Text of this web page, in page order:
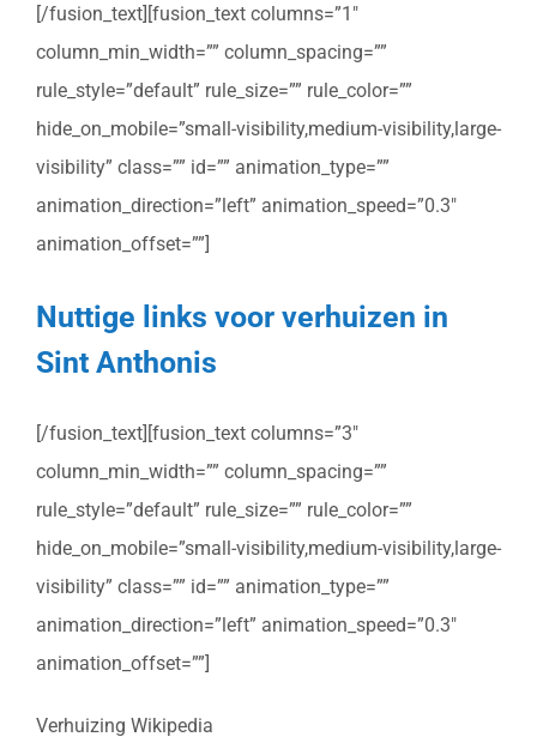
[/fusion_text][fusion_text columns=”1″
column_min_width=”” column_spacing=””
rule_style=”default” rule_size=”” rule_color=””
hide_on_mobile=”small-visibility,medium-visibility,large-
visibility” class=”” id=”” animation_type=””
animation_direction=”left” animation_speed=”0.3″
animation_offset=””]
Nuttige links voor verhuizen in
Sint Anthonis
[/fusion_text][fusion_text columns=”3″
column_min_width=”” column_spacing=””
rule_style=”default” rule_size=”” rule_color=””
hide_on_mobile=”small-visibility,medium-visibility,large-
visibility” class=”” id=”” animation_type=””
animation_direction=”left” animation_speed=”0.3″
animation_offset=””]
Verhuizing Wikipedia